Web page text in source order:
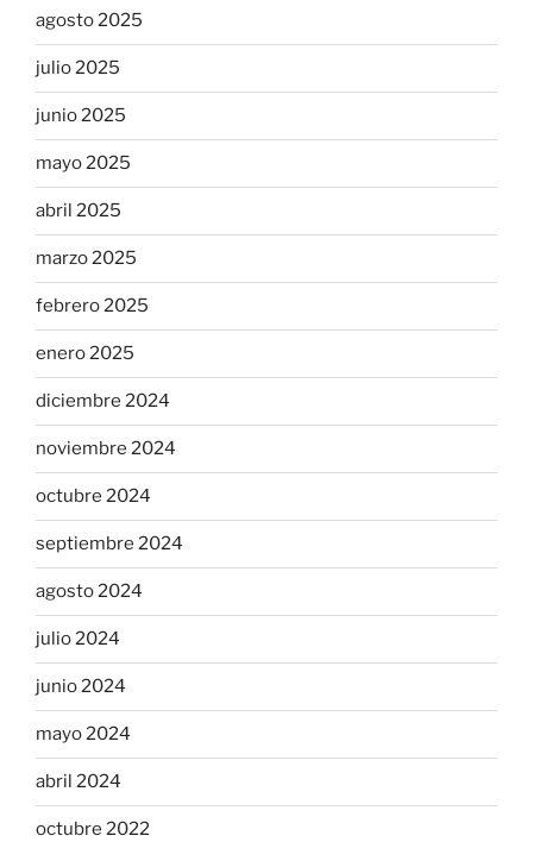
agosto 2025
julio 2025
junio 2025
mayo 2025
abril 2025
marzo 2025
febrero 2025
enero 2025
diciembre 2024
noviembre 2024
octubre 2024
septiembre 2024
agosto 2024
julio 2024
junio 2024
mayo 2024
abril 2024
octubre 2022